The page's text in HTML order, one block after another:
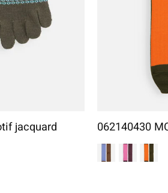
jacquard 062140430